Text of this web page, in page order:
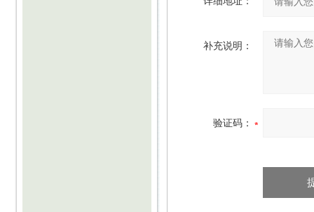
补充说明：
验证码：